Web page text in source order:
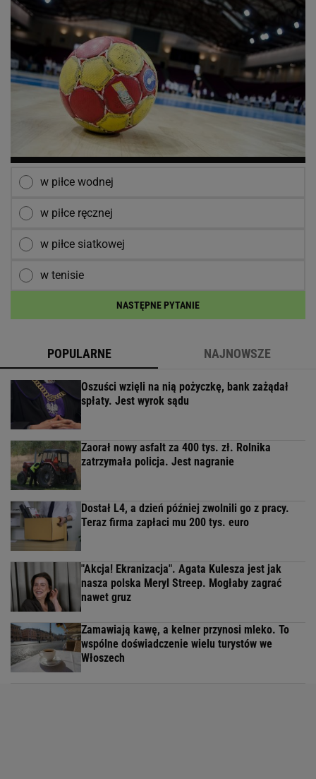
w piłce wodnej
w piłce ręcznej
w piłce siatkowej
w tenisie
NASTĘPNE PYTANIE
POPULARNE NAJNOWSZE
Oszuści wzięli na nią pożyczkę, bank zażądał
spłaty. Jest wyrok sądu
Zaorał nowy asfalt za 400 tys. zł. Rolnika
zatrzymała policja. Jest nagranie
Dostał L4, a dzień później zwolnili go z pracy.
Teraz firma zapłaci mu 200 tys. euro
"Akcja! Ekranizacja". Agata Kulesza jest jak
nasza polska Meryl Streep. Mogłaby zagrać
nawet gruz
Zamawiają kawę, a kelner przynosi mleko. To
wspólne doświadczenie wielu turystów we
Włoszech